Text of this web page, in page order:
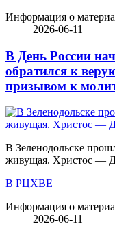
Информация о
2026-06-11
В День России
обратился к
призывом к
В Зеленодольске
живущая. Христос —
В РЦХВЕ
Информация о
2026-06-11